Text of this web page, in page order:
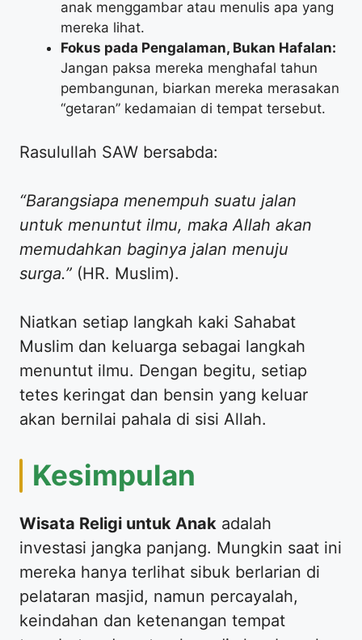
anak menggambar atau menulis apa yang
mereka lihat.
Fokus pada Pengalaman, Bukan Hafalan:
Jangan paksa mereka menghafal tahun
pembangunan, biarkan mereka merasakan
“getaran” kedamaian di tempat tersebut.
​Rasulullah SAW bersabda:
“Barangsiapa menempuh suatu jalan
untuk menuntut ilmu, maka Allah akan
memudahkan baginya jalan menuju
surga.” (HR. Muslim).
​Niatkan setiap langkah kaki Sahabat
Muslim dan keluarga sebagai langkah
menuntut ilmu. Dengan begitu, setiap
tetes keringat dan bensin yang keluar
akan bernilai pahala di sisi Allah.
​Kesimpulan
Wisata Religi untuk Anak adalah
investasi jangka panjang. Mungkin saat ini
mereka hanya terlihat sibuk berlarian di
pelataran masjid, namun percayalah,
keindahan dan ketenangan tempat